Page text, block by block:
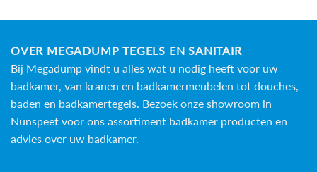
OVER MEGADUMP TEGELS EN SANITAIR
Bij Megadump vindt u alles wat u nodig heeft voor uw
badkamer, van kranen en badkamermeubelen tot douches,
baden en badkamertegels. Bezoek onze showroom in
Nunspeet voor ons assortiment badkamer producten en
advies over uw badkamer.